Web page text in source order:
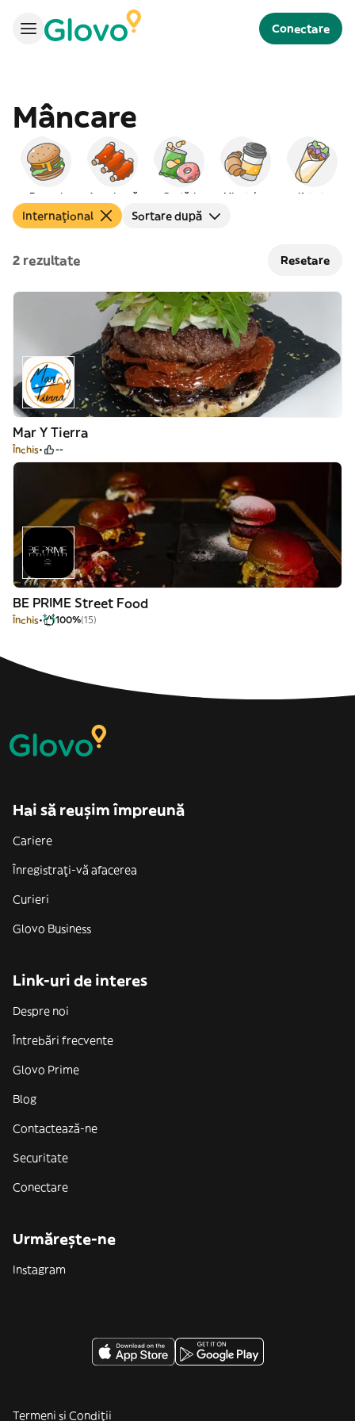
Conectare
Mâncare
Burgeri Americană Gustări Mic dejun Kebab
Internațional Sortare după
2 rezultate Resetare
Mar Y Tierra
Închis --
BE PRIME Street Food
Închis 100%(15)
Hai să reușim împreună
Cariere
Înregistrați-vă afacerea
Curieri
Glovo Business
Link-uri de interes
Despre noi
Întrebări frecvente
Glovo Prime
Blog
Contactează-ne
Securitate
Conectare
Urmărește-ne
Instagram
Termeni și Condiții